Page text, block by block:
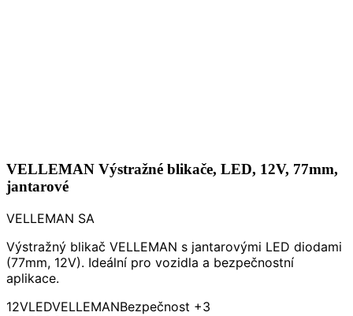
VELLEMAN Výstražné blikače, LED, 12V, 77mm,
jantarové
VELLEMAN SA
Výstražný blikač VELLEMAN s jantarovými LED diodami
(77mm, 12V). Ideální pro vozidla a bezpečnostní
aplikace.
12VLEDVELLEMANBezpečnost +3